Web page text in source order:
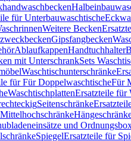
für Unterbauwaschtische
Weitere Becken
Gipsfangbecken
AblaufkappenHandtuchhalter
mit UnterschrankSets
Waschtischunterschränke
für Für DoppelwaschtischeFür
WaschtischplattenErsatzteile für
Seitenschränke
und
SpiegelErsatzteile für